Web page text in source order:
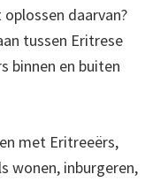
daarvan?
tussen Eritrese
binnen en buiten
met Eritreeërs,
wonen, inburgeren,